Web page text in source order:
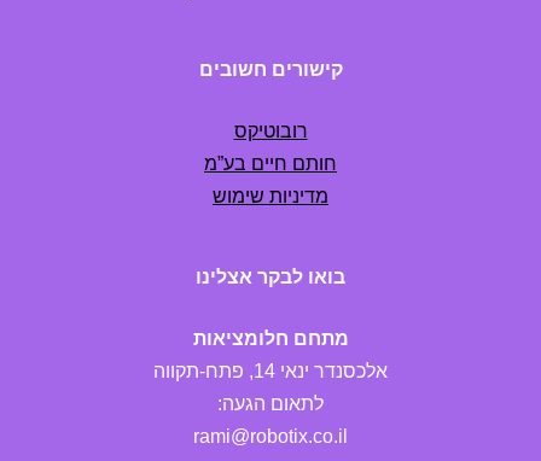
קישורים חשובים
רובוטיקס
חותם חיים בע”מ
מדיניות שימוש
בואו לבקר אצלינו
מתחם חלומציאות
אלכסנדר ינאי 14, פתח-תקווה
לתאום הגעה:
rami@robotix.co.il